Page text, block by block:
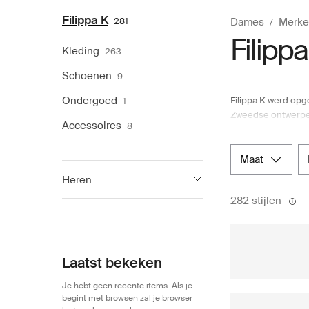
Filippa K 281
Kleding 263
Schoenen 9
Ondergoed 1
Accessoires 8
Heren
Laatst bekeken
Je hebt geen recente items. Als je
begint met browsen zal je browser
Dames
Filippa K werd
Zweedse
In wezen is
tijdloze
vind je een brede
maat
282 stijlen